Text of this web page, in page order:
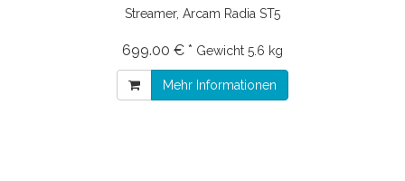
Streamer, Arcam Radia ST5
699.00 € * Gewicht 5.6 kg
Mehr Informationen